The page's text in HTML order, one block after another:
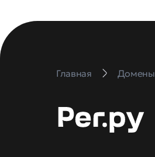
Главная Домены